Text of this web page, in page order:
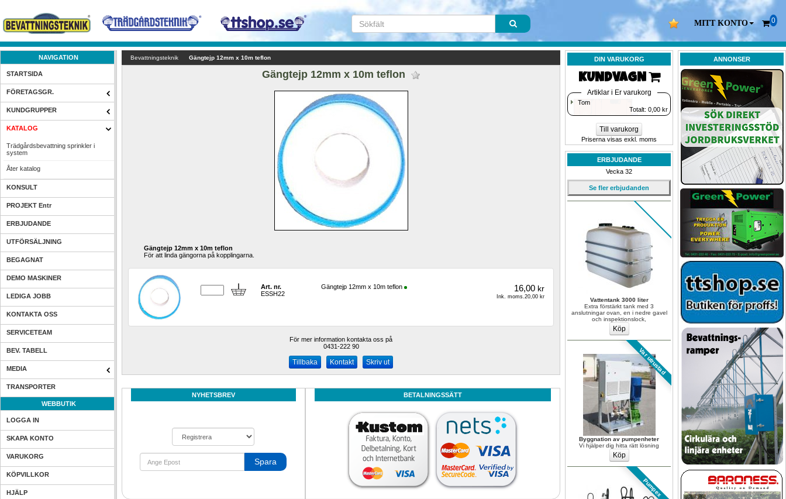
MITT KONTO 0
NAVIGATION
STARTSIDA
FÖRETAGSGR.
KUNDGRUPPER
KATALOG
Trädgårdsbevattning sprinkler i
system
Åter katalog
KONSULT
PROJEKT Entr
ERBJUDANDE
UTFÖRSÄLJNING
BEGAGNAT
DEMO MASKINER
LEDIGA JOBB
KONTAKTA OSS
SERVICETEAM
BEV. TABELL
MEDIA
TRANSPORTER
WEBBUTIK
LOGGA IN
SKAPA KONTO
VARUKORG
KÖPVILLKOR
HJÄLP
ANNONSER
DIN VARUKORG
KUNDVAGN
Artiklar i Er varukorg
Tom
Totalt: 0,00 kr
Till varukorg
Priserna visas exkl. moms
ERBJUDANDE
Vecka 32
Se fler erbjudanden
Vattentank 3000 liter
Extra förstärkt tank med 3
anslutningar ovan, en i nedre gavel
och inspektionslock,
Var utrustad
Byggnation av pumpenheter
Vi hjälper dig hitta rätt lösning
Pumpex
Bevattningsteknik Gängtejp 12mm x 10m teflon
Gängtejp 12mm x 10m teflon
Gängtejp 12mm x 10m teflon
För att linda gängorna på kopplingarna.
Art. nr.
ESSH22
Gängtejp 12mm x 10m teflon 16,00kr
Ink. moms.20,00 kr
För mer information kontakta oss på
0431-222 90
Kontakt Skriv ut
NYHETSBREV
Spara
BETALNINGSSÄTT